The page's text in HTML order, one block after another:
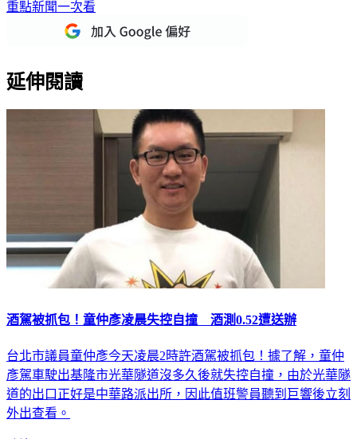
重點新聞一次看
延伸閱讀
酒駕被抓包！童仲彥凌晨失控自撞 酒測0.52遭送辦
台北市議員童仲彥今天凌晨2時許酒駕被抓包！據了解，童仲
彥駕車駛出基隆市光華隧道沒多久後就失控自撞，由於光華隧
道的出口正好是中華路派出所，因此值班警員聽到巨響後立刻
外出查看。